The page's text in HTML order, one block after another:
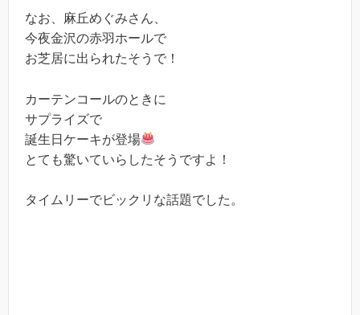
なお、麻丘めぐみさん、
今夜金沢の赤羽ホールで
お芝居に出られたそうで！
カーテンコールのときに
サプライズで
誕生日ケーキが登場
とても驚いていらしたそうですよ！
タイムリーでビックリな話題でした。